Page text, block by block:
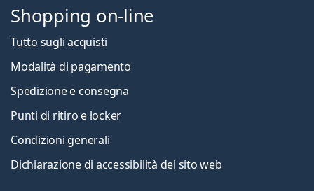
Shopping on-line
Tutto sugli acquisti
Modalità di pagamento
Spedizione e consegna
Punti di ritiro e locker
Condizioni generali
Dichiarazione di accessibilità del sito web